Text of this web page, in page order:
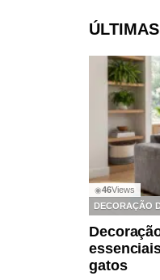
◉46Views
DECORAÇÃO
gatos